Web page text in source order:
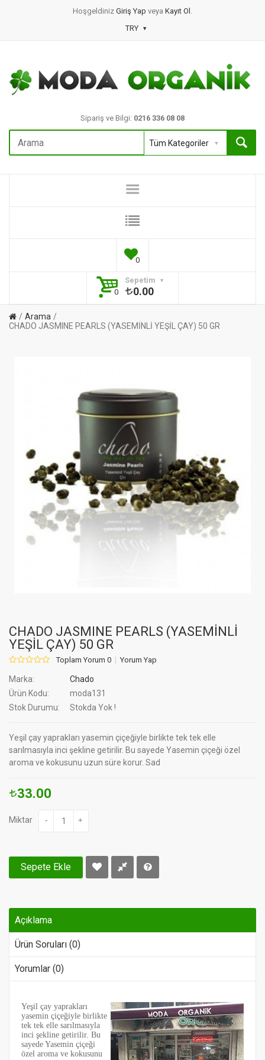
Hoşgeldiniz Giriş Yap veya Kayıt Ol .
TRY
Sipariş ve Bilgi: 0216 336 08 08
0
Sepetim
0
0.00
Arama
CHADO JASMINE PEARLS (YASEMİNLİ YEŞİL ÇAY) 50 GR
CHADO JASMINE PEARLS (YASEMİNLİ
YEŞİL ÇAY) 50 GR
Toplam Yorum 0 Yorum Yap
Marka:
Chado
Ürün Kodu:
moda131
Stok Durumu:
Stokda Yok !
Yeşil çay yaprakları yasemin çiçeğiyle birlikte tek tek elle
sarılmasıyla inci şekline getirilir. Bu sayede Yasemin çiçeği özel
aroma ve kokusunu uzun süre korur. Sad
33.00
Miktar - +
Sepete Ekle
Açıklama
Ürün Soruları (0)
Yorumlar (0)
Yeşil çay yaprakları
yasemin çiçeğiyle birlikte
tek tek elle sarılmasıyla
inci şekline getirilir. Bu
sayede Yasemin çiçeği
özel aroma ve kokusunu